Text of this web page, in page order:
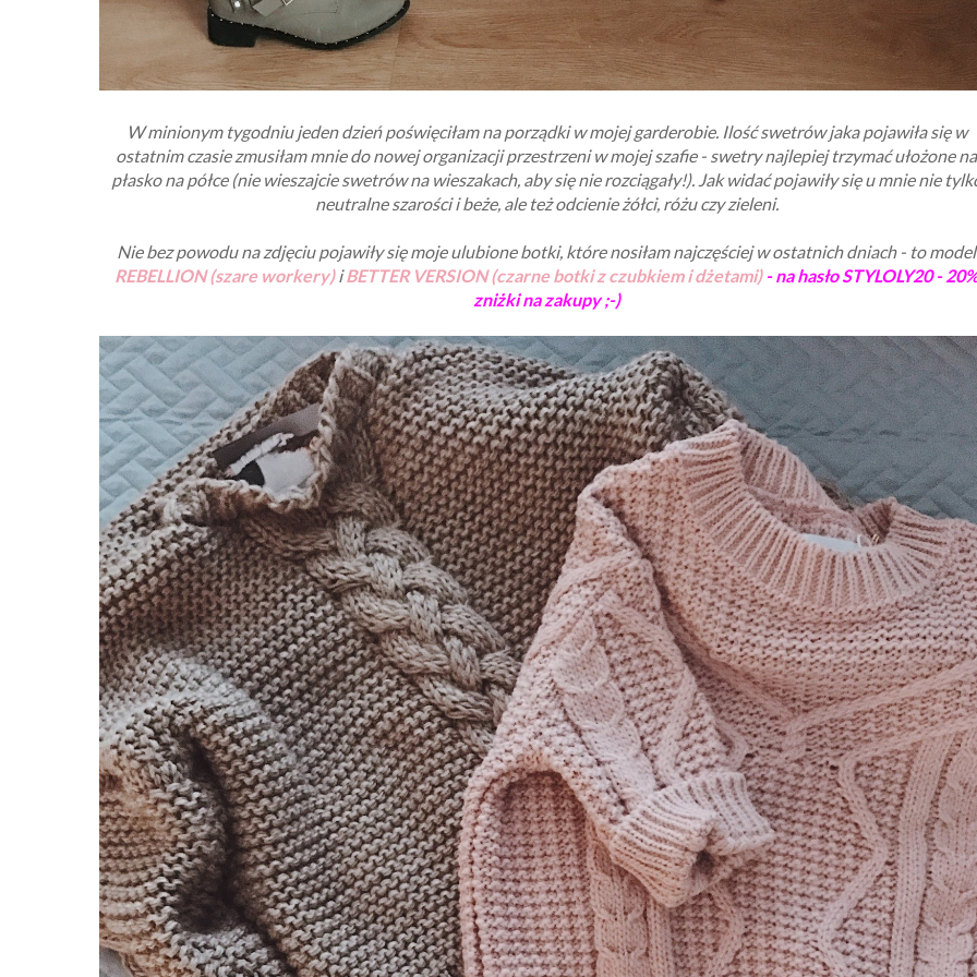
W minionym tygodniu jeden dzień poświęciłam na porządki w mojej garderobie. Ilość swetrów jaka pojawiła się w
ostatnim czasie zmusiłam mnie do nowej organizacji przestrzeni w mojej szafie - swetry najlepiej trzymać ułożone na
płasko na półce (nie wieszajcie swetrów na wieszakach, aby się nie rozciągały!). Jak widać pojawiły się u mnie nie
neutralne szarości i beże, ale też odcienie żółci, różu czy zieleni.
Nie bez powodu na zdjęciu pojawiły się moje ulubione botki, które nosiłam najczęściej w ostatnich dniach - to model
REBELLION (szare workery)iBETTER VERSION (czarne botki z czubkiem i dżetami) - na hasło STYLOLY20 -
zniżki na zakupy ;-)